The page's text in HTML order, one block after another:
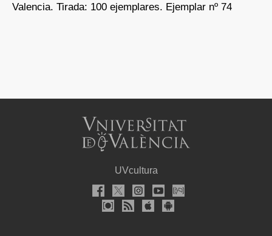
Valencia. Tirada: 100 ejemplares. Ejemplar nº 74
UVcultura